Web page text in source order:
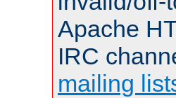
Apache
IRC
mailing